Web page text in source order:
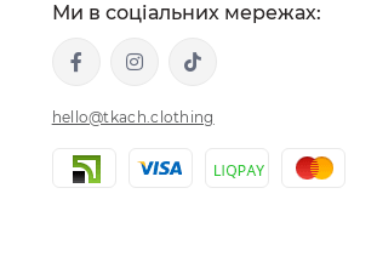
Ми в соціальних мережах:
hello@tkach.clothing